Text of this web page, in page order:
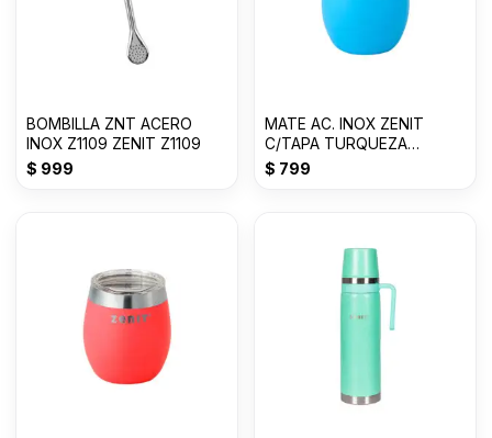
BOMBILLA ZNT ACERO
INOX Z1109 ZENIT Z1109
$ 999
MATE AC. INOX ZENIT
C/TAPA TURQUEZA
Z10017A
$ 799